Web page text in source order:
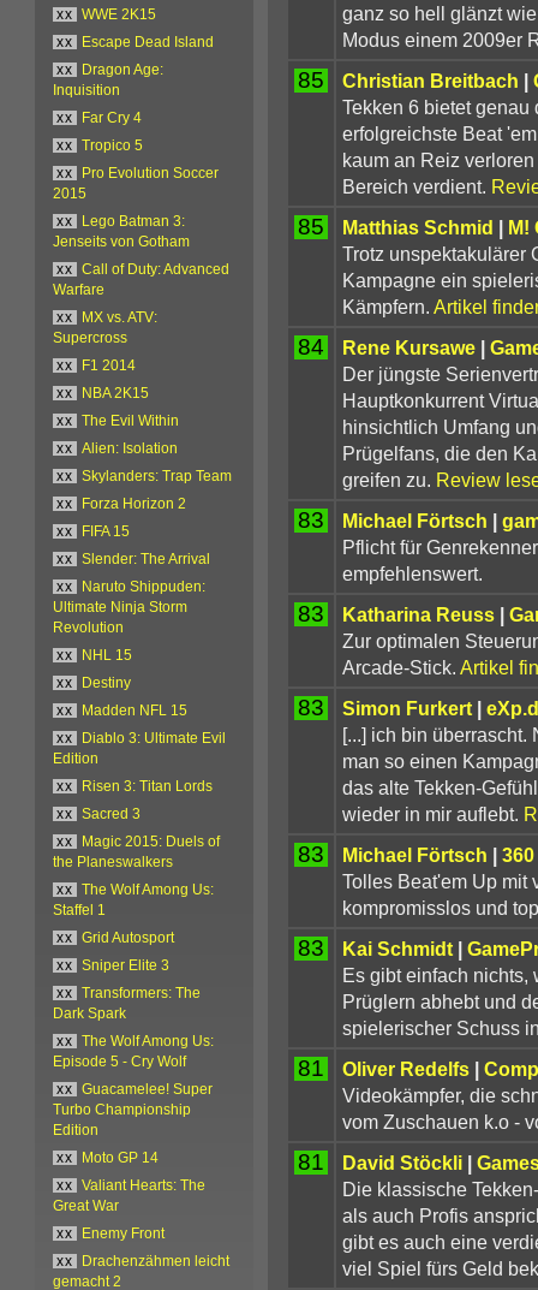
ganz so hell glänzt
Modus einem 2009er
85 Christian Breitbach |
Tekken 6 bietet
erfolgreichste Beat
kaum an Reiz
Bereich verdient.
85 Matthias Schmid | M!
Trotz unspektakulärer
Kampagne ein
Kämpfern. Artikel
84 Rene Kursawe|
Der jüngste
Hauptkonkurrent
hinsichtlich Umfang
Prügelfans, die den
greifen zu. Review
83 Michael Förtsch |
Pflicht für
empfehlenswert.
83 Katharina Reuss|
Zur optimalen
Arcade-Stick. Artikel
83 Simon Furkert|
[...] ich bin
man so einen
das alte Tekken-
wieder in mir auflebt.
83 Michael Förtsch |
Tolles Beat'em Up mit
kompromisslos und
83 Kai Schmidt|
Es gibt einfach nichts,
Prüglern abhebt und
spielerischer Schuss
81 Oliver Redelfs|
Videokämpfer, die
vom Zuschauen k.o -
81 David Stöckli|
Die klassische
als auch Profis
gibt es auch eine
viel Spiel fürs Geld
xx
WWE 2K15
xx
Escape Dead Island
xx
Dragon Age:
Inquisition
xx
Far Cry 4
xx
Tropico 5
xx
Pro Evolution Soccer
2015
xx
Lego Batman 3:
Jenseits von Gotham
xx
Call of Duty: Advanced
Warfare
xx
MX vs. ATV:
Supercross
xx
F1 2014
xx
NBA 2K15
xx
The Evil Within
xx
Alien: Isolation
xx
Skylanders: Trap Team
xx
Forza Horizon 2
xx
FIFA 15
xx
Slender: The Arrival
xx
Naruto Shippuden:
Ultimate Ninja Storm
Revolution
xx
NHL 15
xx
Destiny
xx
Madden NFL 15
xx
Diablo 3: Ultimate Evil
Edition
xx
Risen 3: Titan Lords
xx
Sacred 3
xx
Magic 2015: Duels of
the Planeswalkers
xx
The Wolf Among Us:
Staffel 1
xx
Grid Autosport
xx
Sniper Elite 3
xx
Transformers: The
Dark Spark
xx
The Wolf Among Us:
Episode 5 - Cry Wolf
xx
Guacamelee! Super
Turbo Championship
Edition
xx
Moto GP 14
xx
Valiant Hearts: The
Great War
xx
Enemy Front
xx
Drachenzähmen leicht
gemacht 2